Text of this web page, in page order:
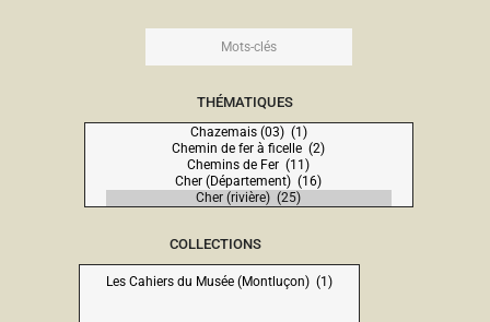
THÉMATIQUES
COLLECTIONS